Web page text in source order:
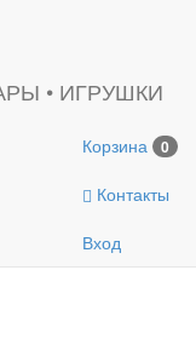
• ИГРУШКИ
Корзина 0
Контакты
Вход